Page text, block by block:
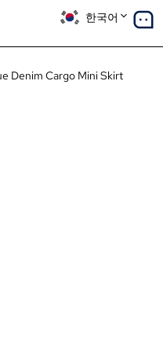
한국어
Denim Cargo Mini Skirt